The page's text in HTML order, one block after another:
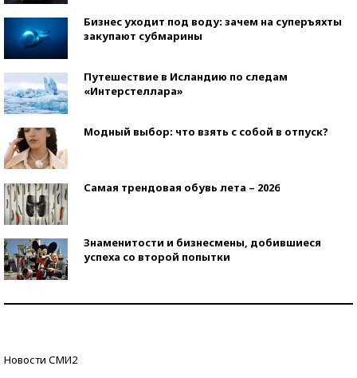
Бизнес уходит под воду: зачем на суперъяхты
закупают субмарины
Путешествие в Исландию по следам
«Интерстеллара»
Модный выбор: что взять с собой в отпуск?
Самая трендовая обувь лета – 2026
Знаменитости и бизнесмены, добившиеся
успеха со второй попытки
Новости СМИ2